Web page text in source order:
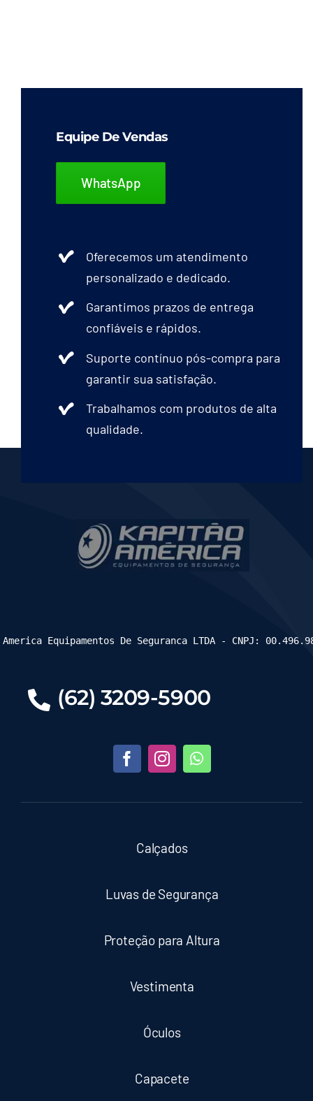
Equipe De Vendas
WhatsApp
Oferecemos um atendimento
personalizado e dedicado.
Garantimos prazos de entrega
confiáveis e rápidos.
Suporte contínuo pós-compra para
garantir sua satisfação.
Trabalhamos com produtos de alta
qualidade.
(62) 3209-5900
Calçados
Luvas de Segurança
Proteção para Altura
Vestimenta
Óculos
Capacete
Equipamentos De Seguranca LTDA - CNPJ: